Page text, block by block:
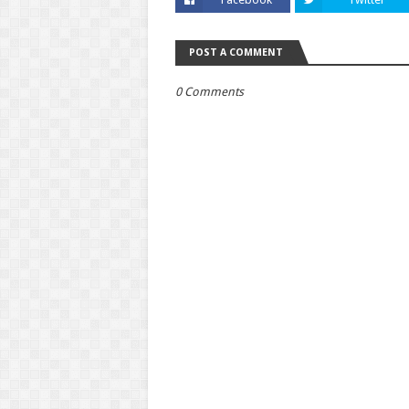
POST A COMMENT
0 Comments